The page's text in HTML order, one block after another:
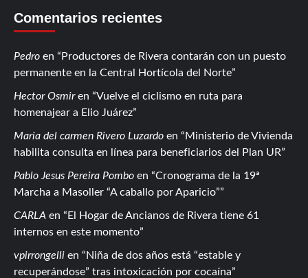
Comentarios recientes
Pedro en
Productores de Rivera contarán con un puesto
permanente en la Central Hortícola del Norte
Hector Osmiren
Vuelve el ciclismo en ruta para
homenajear a Elio Juárez
Maria del carmen Rivero Luzardo en
Ministerio de Vivienda
habilita consulta en línea para beneficiarios del Plan UR
Pablo Jesus Pereira Pombo en
Cronograma de la 19ª
Marcha a Masoller “A caballo por Aparicio”
CARLA en
El Hogar de Ancianos de Rivera tiene 61
internos en este momento
vpirrongelli en
Niña de dos años está “estable y
recuperándose” tras intoxicación por cocaína